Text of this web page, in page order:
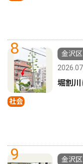
8
社会
金沢
堀割
9
金沢